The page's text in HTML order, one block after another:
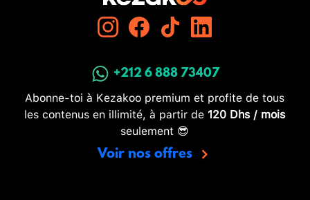
+212 6 888 73407
Abonne-toi à Kezakoo premium et profite de tous
les contenus en illimité, à partir de 120 Dhs / mois
seulement 😎
Voir nos offres